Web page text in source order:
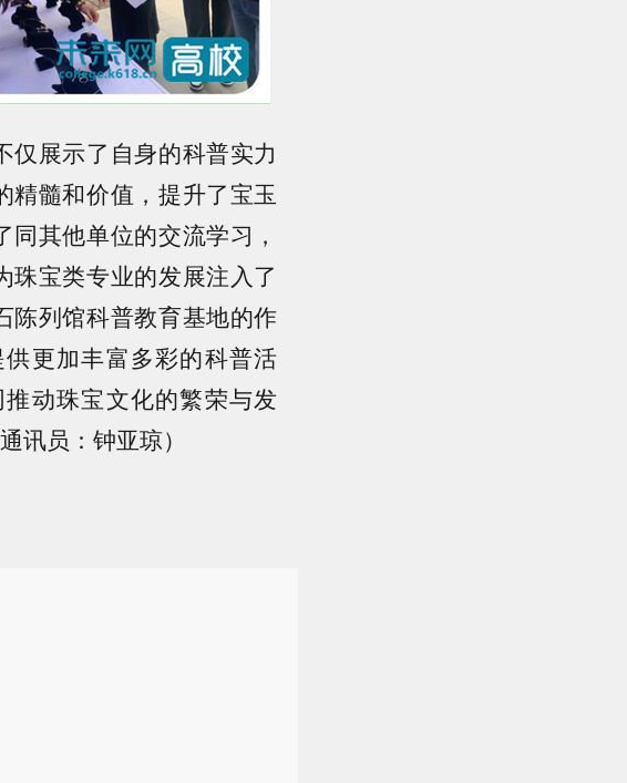
展示了自身的科普实力
髓和价值，提升了宝玉
其他单位的交流学习，
珠宝类专业的发展注入了
陈列馆科普教育基地的作
更加丰富多彩的科普活
动珠宝文化的繁荣与发
讯员：钟亚琼）